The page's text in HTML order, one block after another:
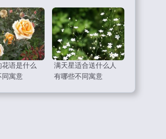
语是什么
同寓意
满天星适合送什么人
有哪些不同寓意